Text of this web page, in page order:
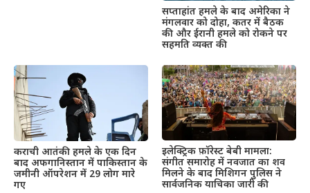
सप्ताहांत हमले के बाद अमेरिका ने
मंगलवार को दोहा, कतर में बैठक
की और ईरानी हमले को रोकने पर
सहमति व्यक्त की
कराची आतंकी हमले के एक दिन
बाद अफगानिस्तान में पाकिस्तान के
जमीनी ऑपरेशन में 29 लोग मारे
गए
इलेक्ट्रिक फ़ॉरेस्ट बेबी मामला:
संगीत समारोह में नवजात का शव
मिलने के बाद मिशिगन पुलिस ने
सार्वजनिक याचिका जारी की